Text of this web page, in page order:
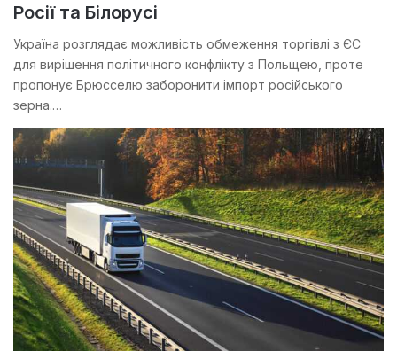
Росії та Білорусі
Україна розглядає можливість обмеження торгівлі з ЄС
для вирішення політичного конфлікту з Польщею, проте
пропонує Брюсселю заборонити імпорт російського
зерна.…